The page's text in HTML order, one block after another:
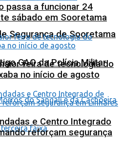
Segurança de Sooretama
GAO da Polícia Militar
passa a funcionar 24
sábado em Sooretama
feira de tecnologia do
no início de agosto
e Centro Integrado
reforçam segurança